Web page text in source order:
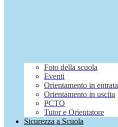
Foto della scuola
Eventi
Orientamento in entrata
Orientamento in uscita
PCTO
Tutor e Orientatore
Sicurezza a Scuola